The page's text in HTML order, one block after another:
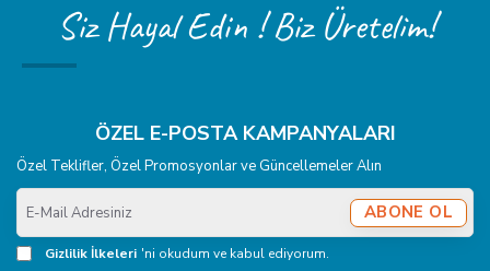
Siz Hayal Edin ! Biz Üretelim!
ÖZEL E-POSTA KAMPANYALARI
Özel Teklifler, Özel Promosyonlar ve Güncellemeler Alın
E-
Mail
Adresiniz
ABONE OL
Gizlilik İlkeleri 'ni okudum ve kabul ediyorum.